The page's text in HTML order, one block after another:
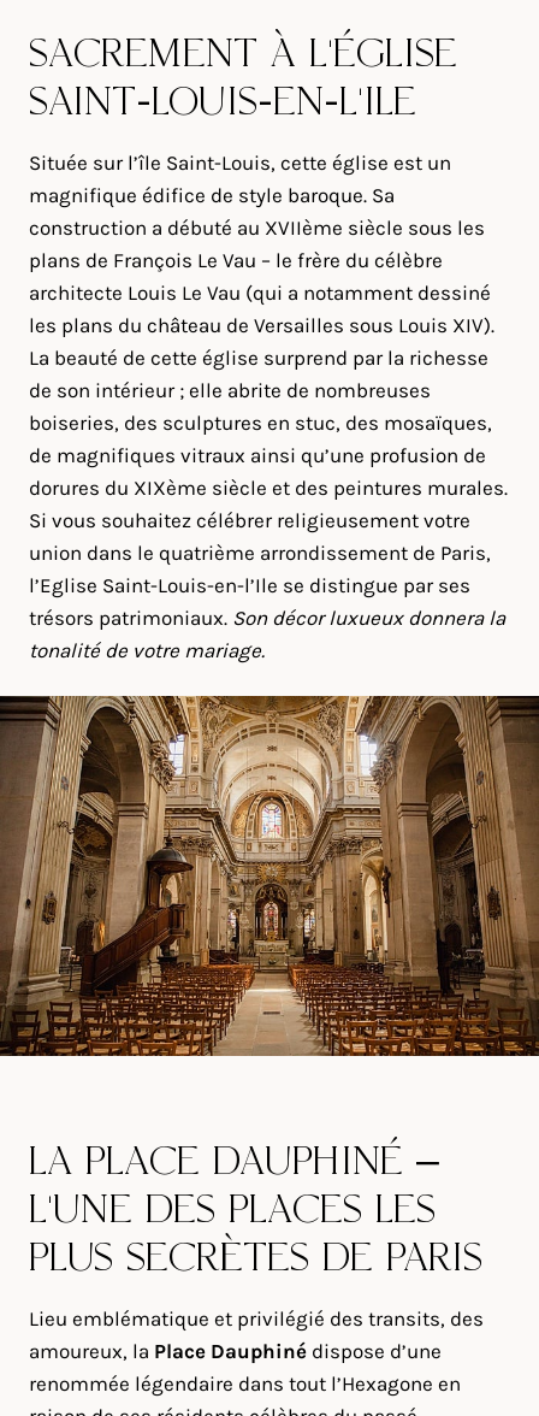
SACREMENT À L’ÉGLISE
SAINT-LOUIS-EN-L’ILE
Située sur l’île Saint-Louis, cette église est un
magnifique édifice de style baroque. Sa
construction a débuté au XVIIème siècle sous les
plans de François Le Vau – le frère du célèbre
architecte Louis Le Vau (qui a notamment dessiné
les plans du château de Versailles sous Louis XIV).
La beauté de cette église surprend par la richesse
de son intérieur ; elle abrite de nombreuses
boiseries, des sculptures en stuc, des mosaïques,
de magnifiques vitraux ainsi qu’une profusion de
dorures du XIXème siècle et des peintures murales.
Si vous souhaitez célébrer religieusement votre
union dans le quatrième arrondissement de Paris,
l’Eglise Saint-Louis-en-l’Ile se distingue par ses
trésors patrimoniaux. Son décor luxueux donnera la
tonalité de votre mariage.
LA PLACE DAUPHINÉ –
L’UNE DES PLACES LES
PLUS SECRÈTES DE PARIS
Lieu emblématique et privilégié des transits, des
amoureux, la Place Dauphiné dispose d’une
renommée légendaire dans tout l’Hexagone en